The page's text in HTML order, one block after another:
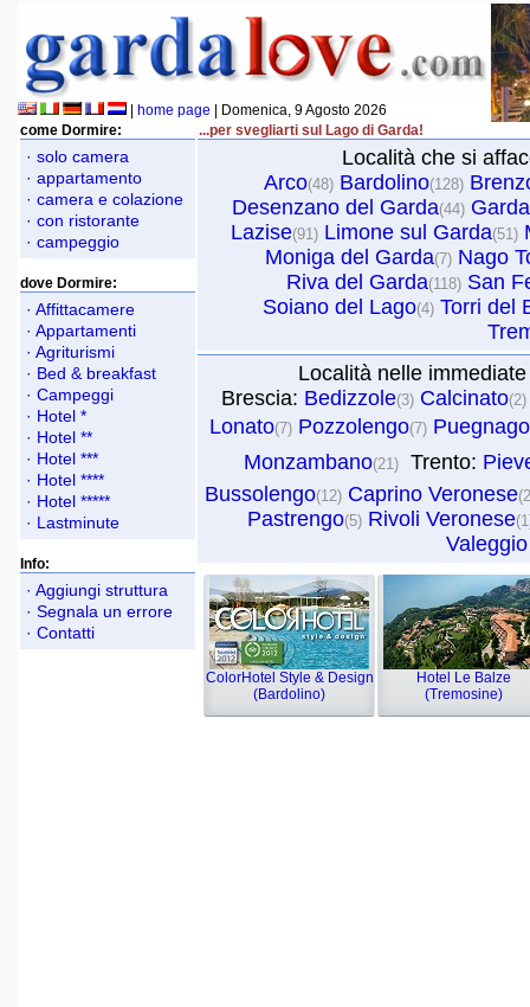
home page | Domenica, 9 Agosto 2026
come Dormire:
· solo camera
· appartamento
· camera e colazione
· con ristorante
· campeggio
dove Dormire:
· Affittacamere
· Appartamenti
· Agriturismi
· Bed & breakfast
· Campeggi
· Hotel *
· Hotel **
· Hotel ***
· Hotel ****
· Hotel *****
· Lastminute
Info:
· Aggiungi struttura
· Segnala un errore
· Contatti
...per svegliarti sul Lago di Garda!
Località che si
Arco(48) Bardolino(128)
Desenzano del Garda(44) Garda
Lazise(91) Limone sul Garda(51)
Moniga del Garda(7) Nago
Riva del Garda(118) San
Soiano del Lago(4) Torri del
Località nelle
Brescia: Bedizzole(3) Calcinato(2)
Lonato(7) Pozzolengo(7)
Monzambano(21)  Trento:
Bussolengo(12) Caprino Veronese
Pastrengo(5) Rivoli Veronese
ColorHotel Style & Design
(Bardolino)
Hotel Le Balze
(Tremosine)